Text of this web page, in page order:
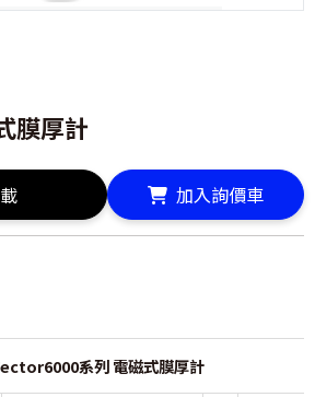
膜厚計
加入詢價車
系列 電磁式膜厚計